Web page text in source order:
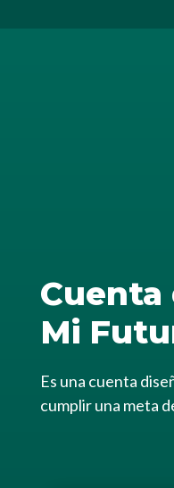
Cuenta
Mi
Es una cuenta
cumplir una meta